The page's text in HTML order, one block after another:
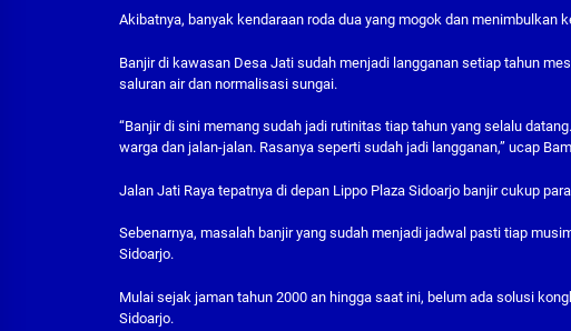
Akibatnya, banyak kendaraan roda dua yang mogok dan menimbulkan
Banjir di kawasan Desa Jati sudah menjadi langganan setiap tahun
saluran air dan normalisasi sungai.
“Banjir di sini memang sudah jadi rutinitas tiap tahun yang selalu
warga dan jalan-jalan. Rasanya seperti sudah jadi langganan,” ucap
Jalan Jati Raya tepatnya di depan Lippo Plaza Sidoarjo banjir cukup
Sebenarnya, masalah banjir yang sudah menjadi jadwal pasti tiap
Sidoarjo.
Mulai sejak jaman tahun 2000 an hingga saat ini, belum ada solusi
Sidoarjo.